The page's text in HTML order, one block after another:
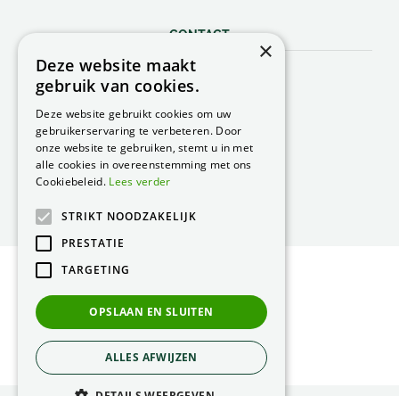
CONTACT
Peacock Garden Supports
Industrieweg 22
Nederland
0499 57 40 80
F. 0499 57 40 84
E.peacock@peacock.nl
Privacy Statement
Green Solutions
×
Deze website maakt
gebruik van cookies.
Deze website gebruikt cookies om uw
gebruikerservaring te verbeteren. Door
onze website te gebruiken, stemt u in met
alle cookies in overeenstemming met ons
Cookiebeleid. Lees verder
STRIKT NOODZAKELIJK
PRESTATIE
TARGETING
OPSLAAN EN SLUITEN
ALLES AFWIJZEN